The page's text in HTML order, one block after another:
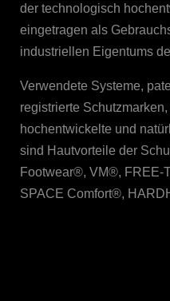
der technologisch
eingetragen als
industriellen Eigentums
Verwendete Systeme,
registrierte
hochentwickelte und
sind Hautvorteile der
Footwear®, VM®, FREE-
SPACE Comfort®,